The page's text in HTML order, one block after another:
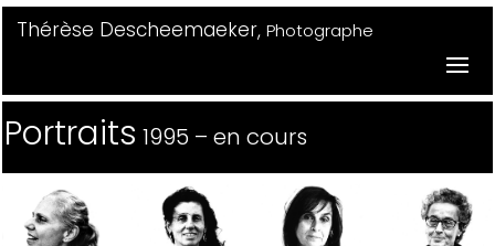
Thérèse Descheemaeker,Photographe
Portraits 1995 – en cours